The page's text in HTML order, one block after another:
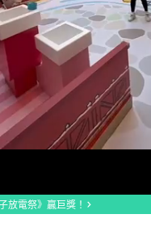
100.00%
放電祭》贏巨獎！